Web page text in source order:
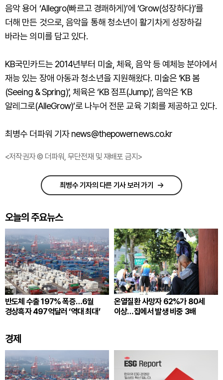
음악 용어 ‘Allegro(빠르고 경쾌하게)’에 ‘Grow(성장하다)’를
더해 만든 것으로, 음악을 통해 청소년이 활기차게 성장하길
바라는 의미를 담고 있다.
KB국민카드는 2014년부터 미술, 체육, 음악 등 예체능 분야에서
재능 있는 장애 아동과 청소년을 지원해왔다. 미술은 ‘KB 봄
(Seeing & Spring)’, 체육은 ‘KB 점프(Jump)’, 음악은 ‘KB
알레그로(AlleGrow)’로 나누어 전문 교육 기회를 제공하고 있다.
최병수 더파워 기자 news@thepowernews.co.kr
<저작권자 © 더파워, 무단전재 및 재배포 금지>
최병수 기자의 다른 기사 보러 가기
오늘의 주요뉴스
반도체 수출 197% 폭증…6월
경상흑자 497억달러 ‘역대 최대’
온열질환 사망자 62%가 80세
이상…집에서 발생 비중 3배
경제